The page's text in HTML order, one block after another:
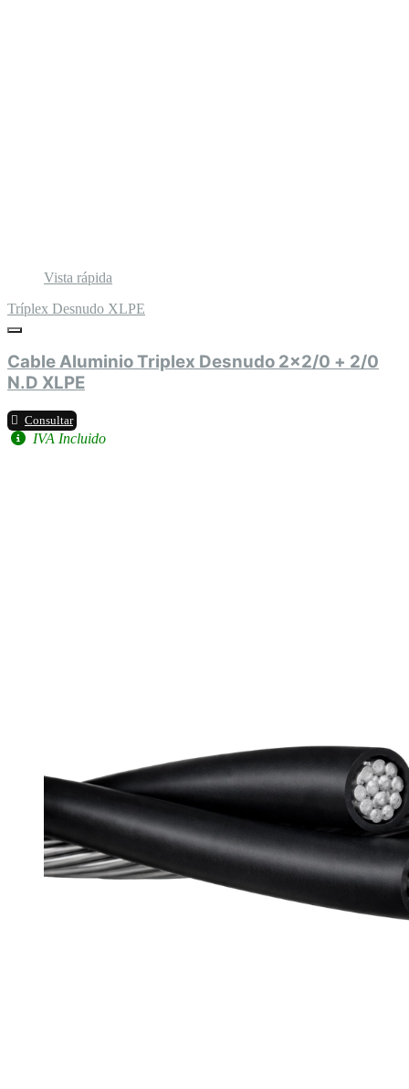
Vista rápida
Tríplex Desnudo XLPE
Cable Aluminio Triplex Desnudo 2x2/0 + 2/0
N.D XLPE
Consultar
IVA Incluido